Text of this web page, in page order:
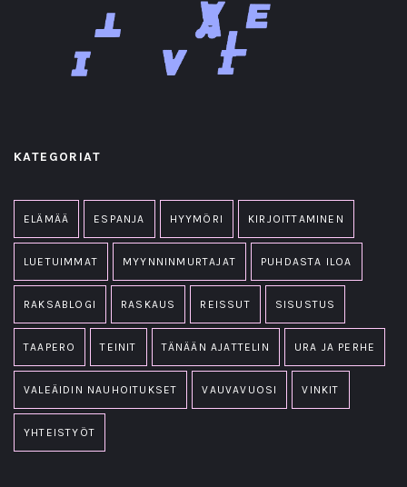
KATEGORIAT
ELÄMÄÄ ESPANJA HYYMÖRI KIRJOITTAMINEN
LUETUIMMAT MYYNNINMURTAJAT PUHDASTA ILOA
RAKSABLOGI RASKAUS REISSUT SISUSTUS
TAAPERO TEINIT TÄNÄÄN AJATTELIN URA JA PERHE
VALEÄIDIN NAUHOITUKSET VAUVAVUOSI VINKIT
YHTEISTYÖT